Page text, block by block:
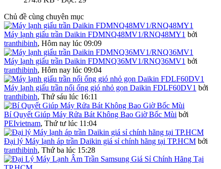
Chủ đề cùng chuyên mục
Máy lạnh giấu trần Daikin FDMNQ48MV1/RNQ48MY1 bởi
tranthibinh, Hôm nay lúc 09:09
Máy lạnh giấu trần Daikin FDMNQ36MV1/RNQ36MV1 bởi
tranthibinh, Hôm nay lúc 09:04
Máy lạnh giấu trần nối ống gió nhỏ gọn Daikin FDLF60DV1 bởi
tranthibinh, Thứ sáu lúc 16:11
Bí Quyết Giúp Máy Rửa Bát Không Bao Giờ Bốc Mùi bởi
PEIvietnam, Thứ tư lúc 11:04
Đại lý Máy lạnh áp trần Daikin giá sỉ chính hãng tại TP.HCM bởi
tranthibinh, Thứ ba lúc 15:28